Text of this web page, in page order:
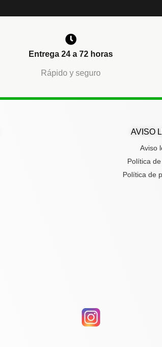
Entrega 24 a 72 horas
Rápido y seguro
AVISO
Aviso
Política
Política de